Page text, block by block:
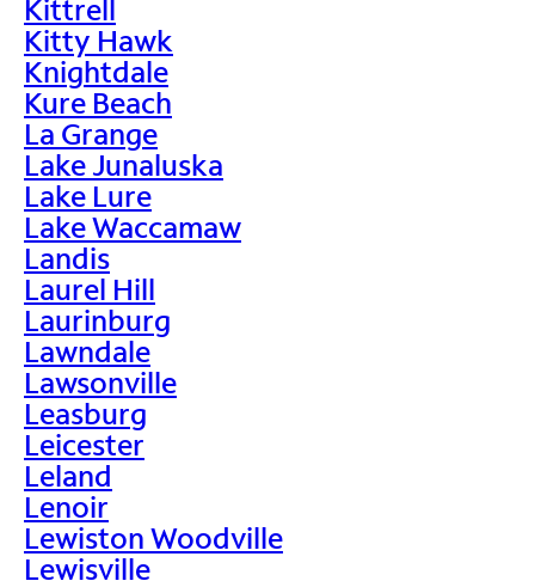
Kittrell
Kitty Hawk
Knightdale
Kure Beach
La Grange
Lake Junaluska
Lake Lure
Lake Waccamaw
Landis
Laurel Hill
Laurinburg
Lawndale
Lawsonville
Leasburg
Leicester
Leland
Lenoir
Lewiston Woodville
Lewisville